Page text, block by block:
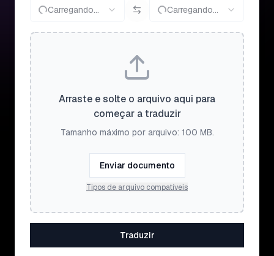
Carregando... Carregando...
Arraste e solte o arquivo aqui para
começar a traduzir
Tamanho máximo por arquivo: 100 MB.
Enviar documento
Tipos de arquivo compatíveis
Traduzir